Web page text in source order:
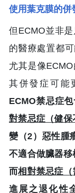
使用葉克膜的併
但ECMO並非
的醫療處置都
尤其是像
其併發症可能
ECMO禁忌症
對禁忌症（健保
變（2）惡性腫
不適合做臟器移
而相對禁忌症
進展之退化性